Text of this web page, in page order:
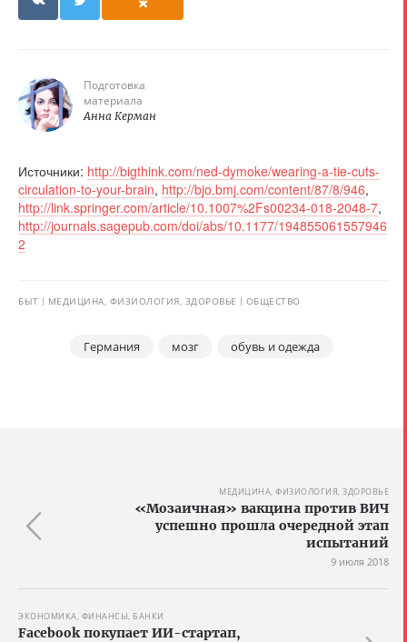
Подготовка
материала
Анна Керман
Источники: http://bigthink.com/ned-dymoke/wearing-a-tie-cuts-
circulation-to-your-brain, http://bjo.bmj.com/content/87/8/946,
http://link.springer.com/article/10.1007%2Fs00234-018-2048-7,
http://journals.sagepub.com/doi/abs/10.1177/194855061557946
2
БЫТ МЕДИЦИНА, ФИЗИОЛОГИЯ, ЗДОРОВЬЕ ОБЩЕСТВО
Германия мозг обувь и одежда
МЕДИЦИНА, ФИЗИОЛОГИЯ, ЗДОРОВЬЕ
«Мозаичная» вакцина против ВИЧ
успешно прошла очередной этап
испытаний
9 июля 2018
ЭКОНОМИКА, ФИНАНСЫ, БАНКИ
Facebook покупает ИИ-стартап,